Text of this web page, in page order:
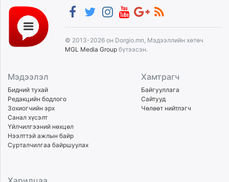
© 2013-2026 он Dorgio.mn, Мэдээллийн хөтөч
MGL Media Group бүтээсэн.
Мэдээлэл
Бидний тухай
Редакцийн бодлого
Зохиогчийн эрх
Санал хүсэлт
Үйлчилгээний нөхцөл
Нээлттэй ажлын байр
Сурталчилгаа байршуулах
Хамтрагч
Байгууллага
Сайтууд
Чөлөөт нийтлэгч